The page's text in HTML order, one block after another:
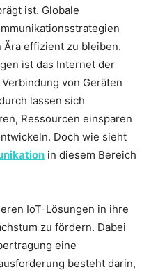
ist. Globale
Ära effizient zu bleiben.
ist das Internet der
von Geräten
lassen sich
Ressourcen einsparen
Doch wie sieht
in diesem Bereich
IoT-Lösungen in ihre
zu fördern. Dabei
eine
besteht darin,